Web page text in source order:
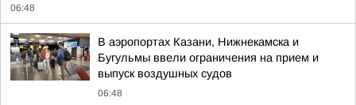
06:48
В аэропортах Казани, Нижнекамска и
Бугульмы ввели ограничения на прием и
выпуск воздушных судов
06:48